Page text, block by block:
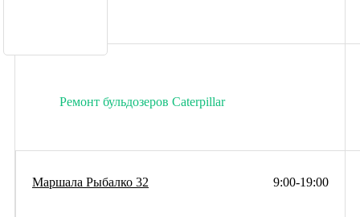
Ремонт бульдозеров Caterpillar
9:00-19:00
Маршала Рыбалко 32